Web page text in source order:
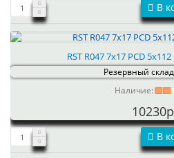
В
RST R047 7x17 PCD
Резервный
Наличие:
В